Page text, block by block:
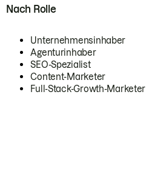
Nach Rolle
Unternehmensinhaber
Agenturinhaber
SEO-Spezialist
Content-Marketer
Full-Stack-Growth-Marketer